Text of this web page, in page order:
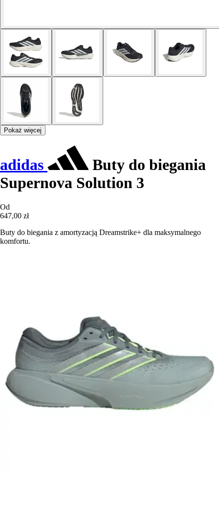
Pokaż więcej
adidas
Buty do biegania
Supernova Solution 3
Od
647,00 zł
Buty do biegania z amortyzacją Dreamstrike+ dla maksymalnego
komfortu.